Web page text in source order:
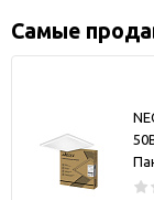
Самые